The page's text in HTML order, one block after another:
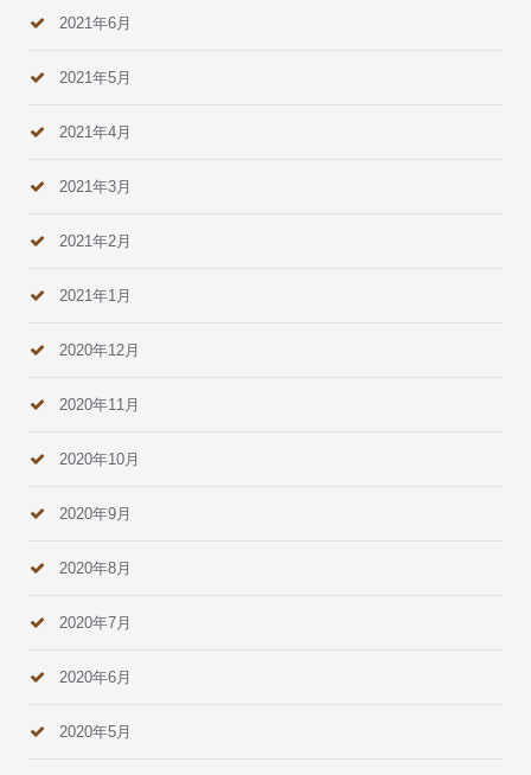
2021年6月
2021年5月
2021年4月
2021年3月
2021年2月
2021年1月
2020年12月
2020年11月
2020年10月
2020年9月
2020年8月
2020年7月
2020年6月
2020年5月